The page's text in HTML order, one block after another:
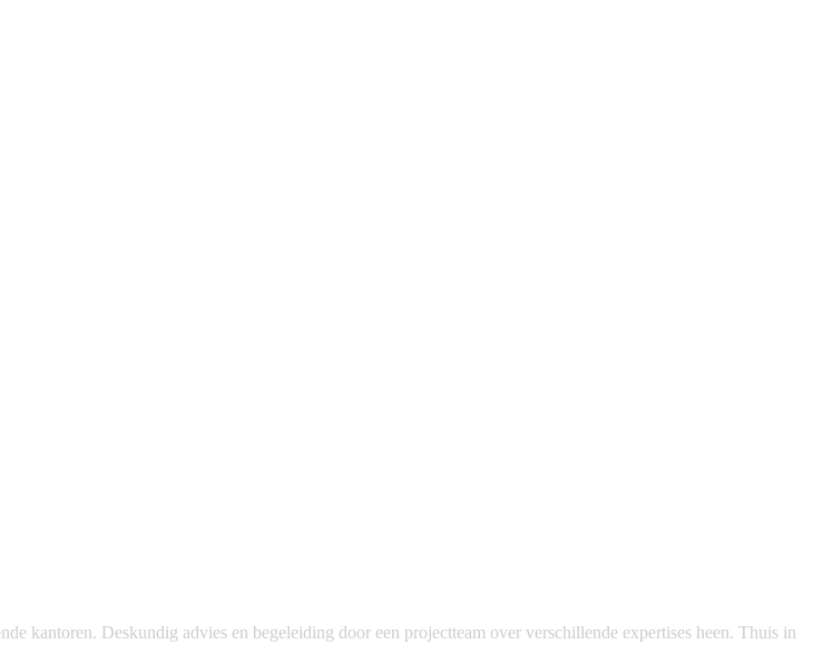
kantoren. Deskundig advies en begeleiding door een projectteam over verschillende expertises heen. Thuis in